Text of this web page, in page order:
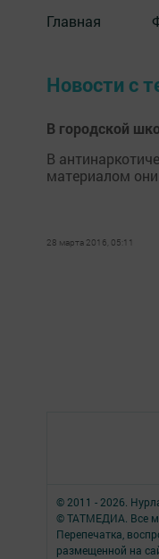
Главная
Новости с
В городской
В
материалом они
28 марта 2016, 05:11
© 2011 - 2026.
© ТАТМЕДИА. Все
Перепечатка,
размещенной на